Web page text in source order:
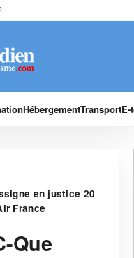
HébergementTransport
en justice 20
France
Que